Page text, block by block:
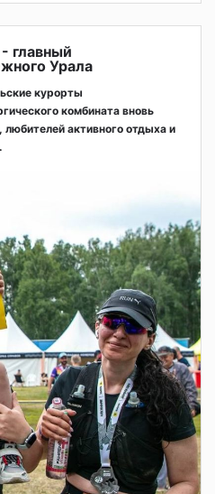
главный
Урала
курорты
комбината вновь
активного отдыха и